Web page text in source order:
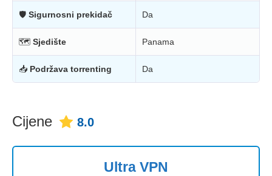
🛡 Sigurnosni prekidač Da
🗺 Sjedište Panama
📥 Podržava torrenting Da
Cijene 8.0
Ultra VPN